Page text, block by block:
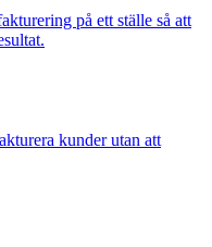
på ett ställe så att
kunder utan att